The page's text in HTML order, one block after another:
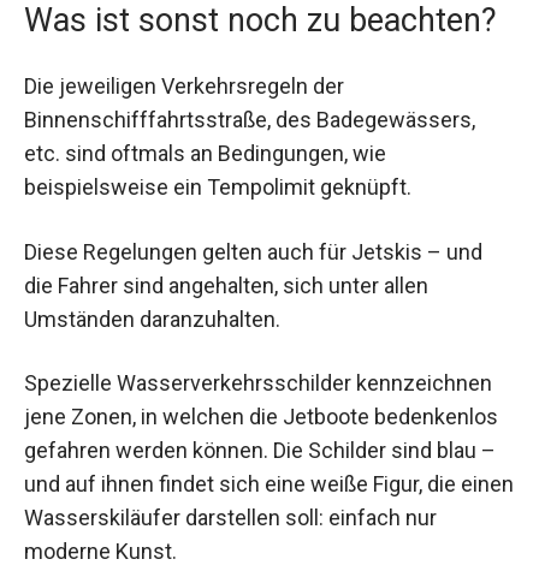
Was ist sonst noch zu beachten?
Die jeweiligen Verkehrsregeln der
Binnenschifffahrtsstraße, des Badegewässers,
etc. sind oftmals an Bedingungen, wie
beispielsweise ein Tempolimit geknüpft.
Diese Regelungen gelten auch für Jetskis – und
die Fahrer sind angehalten, sich unter allen
Umständen daranzuhalten.
Spezielle Wasserverkehrsschilder kennzeichnen
jene Zonen, in welchen die Jetboote bedenkenlos
gefahren werden können. Die Schilder sind blau –
und auf ihnen findet sich eine weiße Figur, die einen
Wasserskiläufer darstellen soll: einfach nur
moderne Kunst.